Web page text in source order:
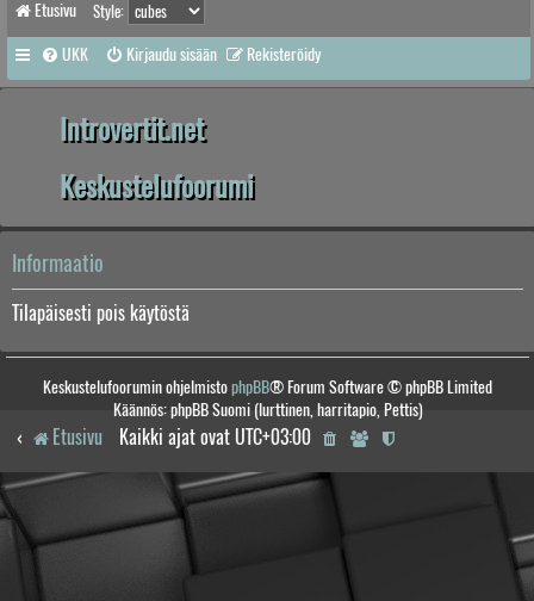
Etusivu Style:
UKK Kirjaudu sisään Rekisteröidy
Introvertit.net
Keskustelufoorumi
Informaatio
Tilapäisesti pois käytöstä
Keskustelufoorumin ohjelmistophpBB® Forum Software © phpBB Limited
Käännös: phpBB Suomi (lurttinen, harritapio, Pettis)
Etusivu Kaikki ajat ovat UTC+03:00